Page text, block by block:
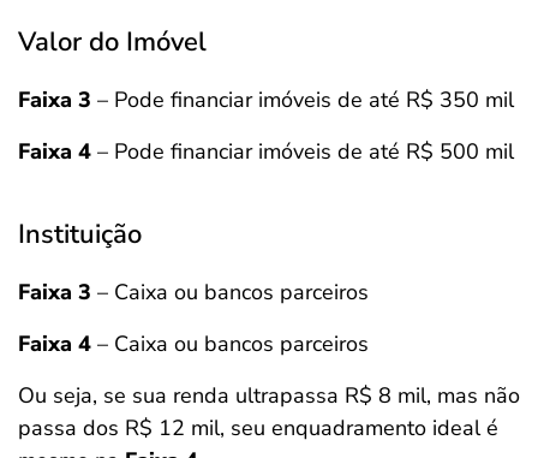
Valor do Imóvel
Faixa 3 – Pode financiar imóveis de até R$ 350 mil
Faixa 4 – Pode financiar imóveis de até R$ 500 mil
Instituição
Faixa 3 – Caixa ou bancos parceiros
Faixa 4 – Caixa ou bancos parceiros
Ou seja, se sua renda ultrapassa R$ 8 mil, mas não
passa dos R$ 12 mil, seu enquadramento ideal é